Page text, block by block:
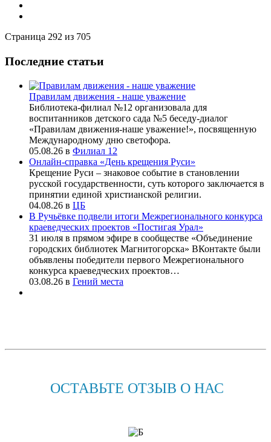
Страница 292 из 705
Последние статьи
Правилам движения - наше уважение
Библиотека-филиал №12 организовала для
воспитанников детского сада №5 беседу-диалог
«Правилам движения-наше уважение!», посвященную
Международному дню светофора.
05.08.26 в Филиал 12
Онлайн-справка «День крещения Руси»
Крещение Руси – знаковое событие в становлении
русской государственности, суть которого заключается в
принятии единой христианской религии.
04.08.26 в ЦБ
В Ручьёвке подвели итоги Межрегионального конкурса
краеведческих проектов «Постигая Урал»
31 июля в прямом эфире в сообществе «Объединение
городских библиотек Магнитогорска» ВКонтакте были
объявлены победители первого Межрегионального
конкурса краеведческих проектов…
03.08.26 в Гений места
ОСТАВЬТЕ ОТЗЫВ О НАС